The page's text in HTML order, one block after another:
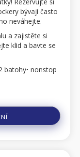
bývají často
neváhejte.
a zajistěte si
klid a bavte se
batohy• nonstop